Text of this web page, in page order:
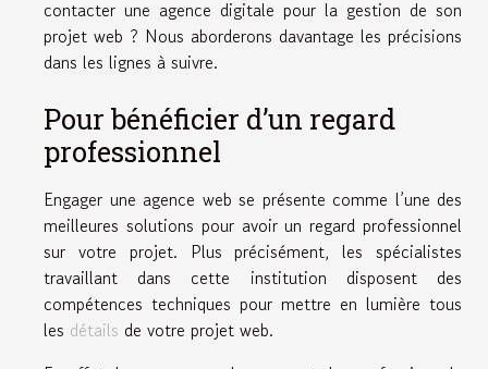
contacter une agence digitale pour la gestion de son
projet web ? Nous aborderons davantage les précisions
dans les lignes à suivre.
Pour bénéficier d’un regard
professionnel
Engager une agence web se présente comme l’une des
meilleures solutions pour avoir un regard professionnel
sur votre projet. Plus précisément, les spécialistes
travaillant dans cette institution disposent des
compétences techniques pour mettre en lumière tous
les détails de votre projet web.